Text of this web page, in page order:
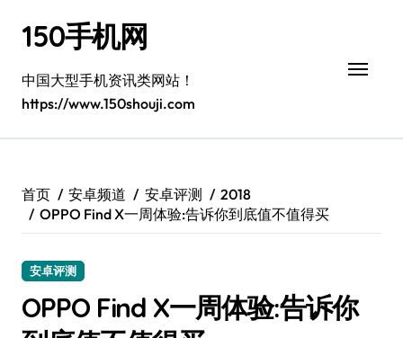
150手机网
中国大型手机资讯类网站！
https://www.150shouji.com
首页 安卓频道 安卓评测
2018
OPPO Find X一周体验:告诉你到底值不值得买
安卓评测
OPPO Find X一周体验:告诉你